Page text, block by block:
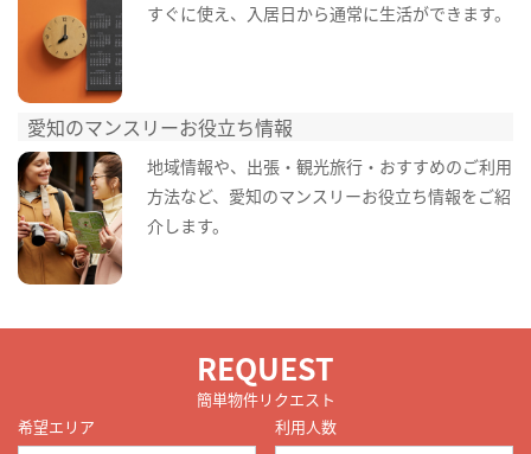
すぐに使え、入居日から通常に生活ができます。
愛知のマンスリーお役立ち情報
地域情報や、出張・観光旅行・おすすめのご利用
方法など、愛知のマンスリーお役立ち情報をご紹
介します。
REQUEST
簡単物件リクエスト
希望エリア
利用人数